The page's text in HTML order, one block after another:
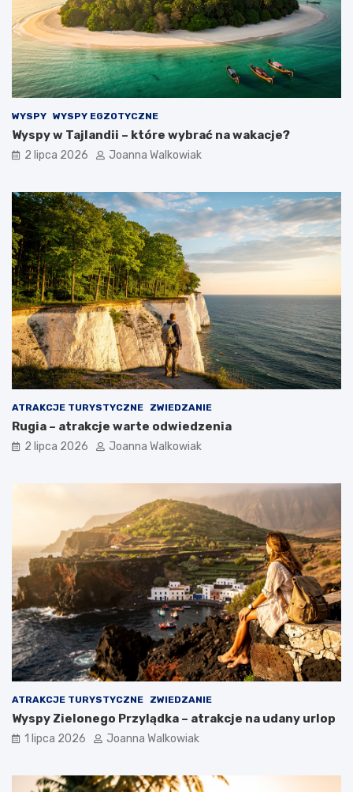
WYSPY WYSPY EGZOTYCZNE
Wyspy w Tajlandii – które wybrać na wakacje?
2 lipca 2026 Joanna Walkowiak
ATRAKCJE TURYSTYCZNE ZWIEDZANIE
Rugia – atrakcje warte odwiedzenia
2 lipca 2026 Joanna Walkowiak
ATRAKCJE TURYSTYCZNE ZWIEDZANIE
Wyspy Zielonego Przylądka – atrakcje na udany urlop
1 lipca 2026 Joanna Walkowiak